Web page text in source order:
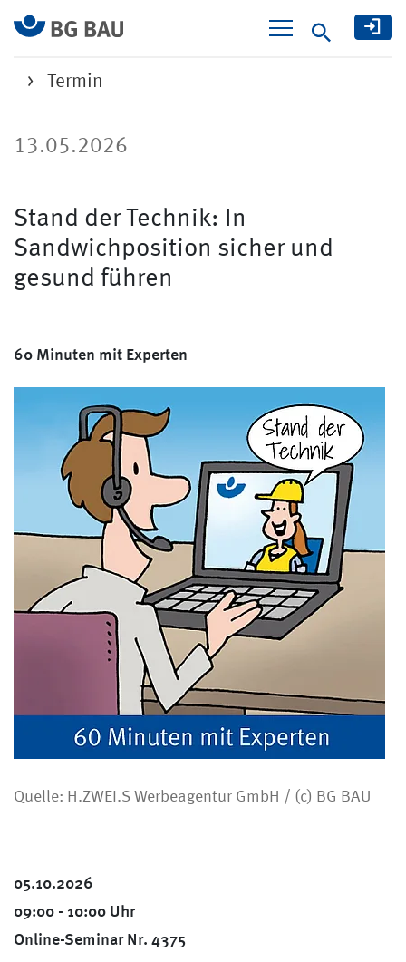
Suche
Termin
13.05.2026
Stand der Technik: In
Sandwichposition sicher und
gesund führen
60 Minuten mit Experten
Quelle: H.ZWEI.S Werbeagentur GmbH / (c) BG BAU
05.10.2026
09:00 - 10:00 Uhr
Online-Seminar Nr. 4375